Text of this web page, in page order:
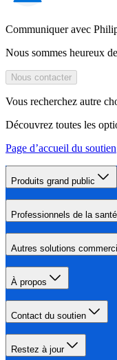
Communiquer avec
Nous sommes heureux
Nous contacter
Vous recherchez autre
Découvrez toutes les
Page d’accueil du soutien
Produits grand public
Professionnels de la santé
Autres solutions
À propos
Contact du soutien
Restez à jour